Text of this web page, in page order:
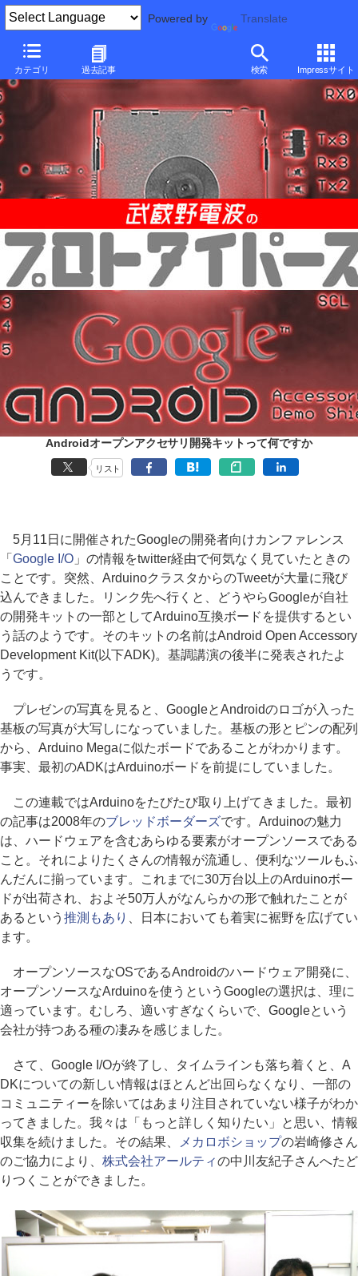
Powered by Translate
カテゴリ 過去記事 検索 Impressサイト
Androidオープンアクセサリ開発キットって何ですか
リスト
5月11日に開催されたGoogleの開発者向けカンファレンス
「 Google I/O」の情報をtwitter経由で何気なく見ていたときの
ことです。突然、ArduinoクラスタからのTweetが大量に飛び
込んできました。リンク先へ行くと、どうやらGoogleが自社
の開発キットの一部としてArduino互換ボードを提供するとい
う話のようです。そのキットの名前はAndroid Open Accessory
Development Kit(以下ADK)。基調講演の後半に発表されたよ
うです。
プレゼンの写真を見ると、GoogleとAndroidのロゴが入った
基板の写真が大写しになっていました。基板の形とピンの配列
から、Arduino Megaに似たボードであることがわかります。
事実、最初のADKはArduinoボードを前提にしていました。
この連載ではArduinoをたびたび取り上げてきました。最初
の記事は2008年のブレッドボーダーズです。Arduinoの魅力
は、ハードウェアを含むあらゆる要素がオープンソースである
こと。それによりたくさんの情報が流通し、便利なツールもふ
んだんに揃っています。これまでに30万台以上のArduinoボー
ドが出荷され、およそ50万人がなんらかの形で触れたことが
あるという 推測もあり
、日本においても着実に裾野を広げてい
ます。
オープンソースなOSであるAndroidのハードウェア開発に、
オープンソースなArduinoを使うというGoogleの選択は、理に
適っています。むしろ、適いすぎなくらいで、Googleという
会社が持つある種の凄みを感じました。
さて、Google I/Oが終了し、タイムラインも落ち着くと、A
DKについての新しい情報はほとんど出回らなくなり、一部の
コミュニティーを除いてはあまり注目されていない様子がわか
ってきました。我々は「もっと詳しく知りたい」と思い、情報
収集を続けました。その結果、
メカロボショップの岩崎修さん
のご協力により、 株式会社アールティの中川友紀子さんへたど
りつくことができました。